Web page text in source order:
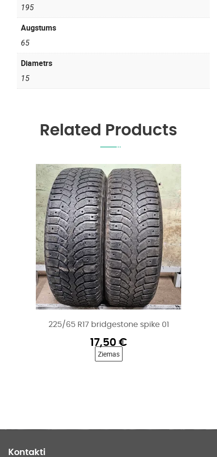
195
Augstums
65
Diametrs
15
Related Products
225/65 R17 bridgestone spike 01
17,50 €
Ziemas
Kontakti